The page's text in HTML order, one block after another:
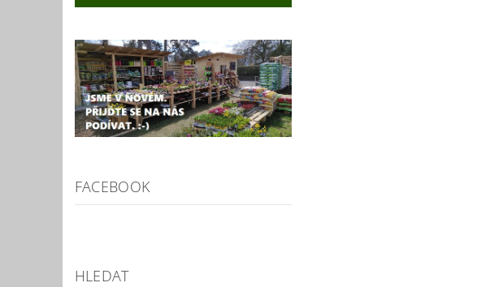
FACEBOOK
HLEDAT